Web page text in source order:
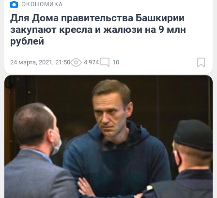
ЭКОНОМИКА
Для Дома правительства Башкирии
закупают кресла и жалюзи на 9 млн
рублей
24 марта, 2021, 21:50 4 974 10